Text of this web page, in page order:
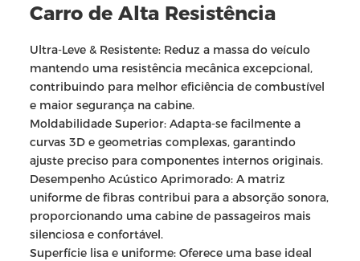
Carro de Alta Resistência
Ultra-Leve & Resistente: Reduz a massa do veículo
mantendo uma resistência mecânica excepcional,
contribuindo para melhor eficiência de combustível
e maior segurança na cabine.
Moldabilidade Superior: Adapta-se facilmente a
curvas 3D e geometrias complexas, garantindo
ajuste preciso para componentes internos originais.
Desempenho Acústico Aprimorado: A matriz
uniforme de fibras contribui para a absorção sonora,
proporcionando uma cabine de passageiros mais
silenciosa e confortável.
Superfície lisa e uniforme: Oferece uma base ideal